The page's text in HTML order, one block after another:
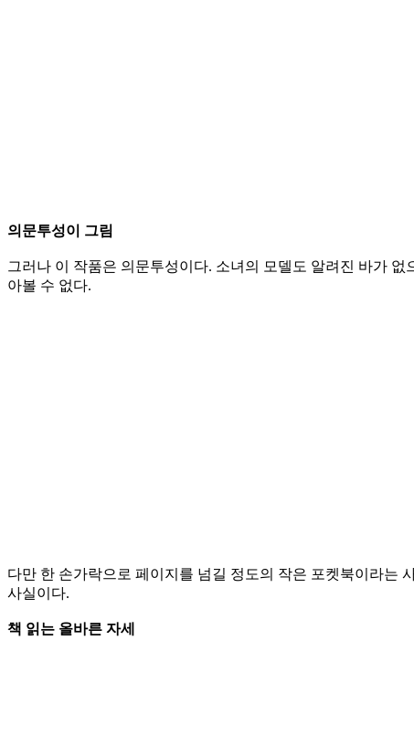
의문투성이 그림
그러나 이 작품은 의문투성이다. 소녀의 모델도 알려진 바가
아볼 수 없다.
다만 한 손가락으로 페이지를 넘길 정도의 작은 포켓북이라는
사실이다.
책 읽는 올바른 자세